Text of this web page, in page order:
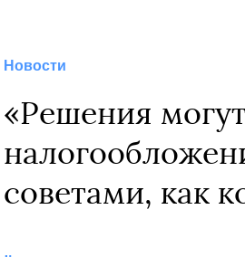
Новости
«Решения
советами, как